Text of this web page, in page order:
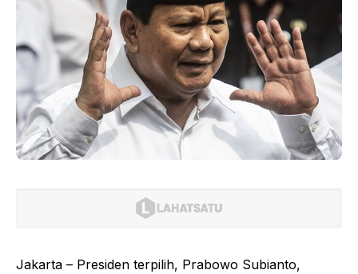
Jakarta – Presiden terpilih, Prabowo Subianto,